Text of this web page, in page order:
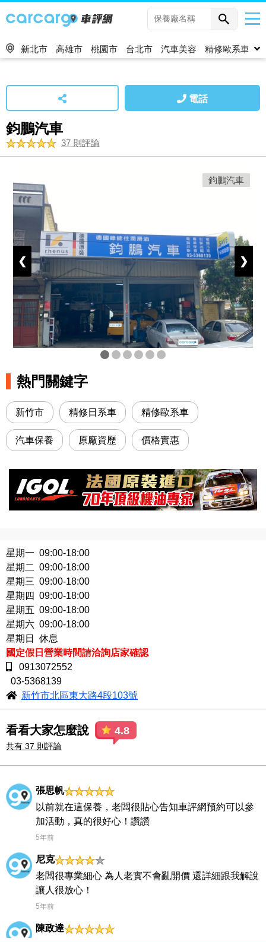
新北市 高雄市 桃園市 台北市 汽車美容 精修歐系車
電話
鈞鵬汽車
37 則評論
鈞鵬汽車
❮ ❯
熱門關鍵字
新竹市 精修日系車 精修歐系車
汽車保養 原廠資歷 價格實惠
星期一 09:00-18:00
星期二 09:00-18:00
星期三 09:00-18:00
星期四 09:00-18:00
星期五 09:00-18:00
星期六 09:00-18:00
星期日 休息
國定假日營業時間請洽詢店家確認
0913072552
03-5368139
新竹市北區東大路4段103號
看看大家怎麼說
共有 37 則評論
4.8
張思帆
以前就在這保養，老闆很貼心告知車評網預約可以參
加活動，真的很好心！讚讚
5年前
尼克
老闆很專業細心 為人老實不會亂開價 還詳細跟我解說
讓人很放心！
5年前
陳政達